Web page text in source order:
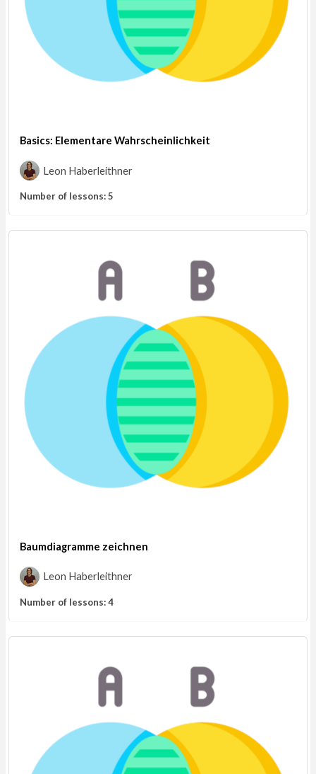
Basics: Elementare Wahrscheinlichkeit
Leon Haberleithner
Number of lessons:5
Baumdiagramme zeichnen
Leon Haberleithner
Number of lessons:4